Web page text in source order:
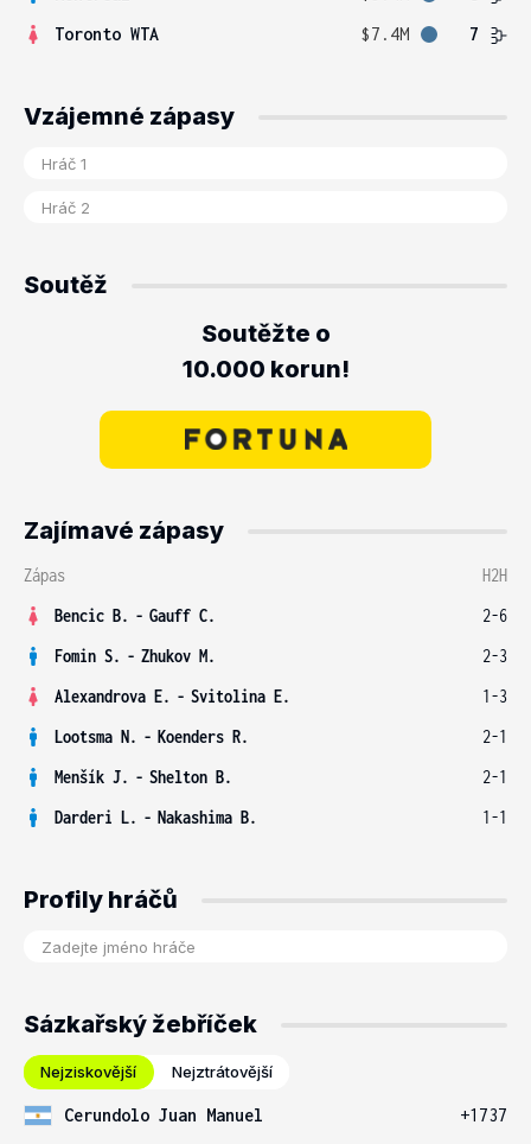
Toronto WTA
$7.4M 7
Vzájemné zápasy
Soutěž
Soutěžte o
10.000 korun!
Zajímavé zápasy
Zápas
H2H
Bencic B. - Gauff C.
2-6
Fomin S. - Zhukov M.
2-3
Alexandrova E. - Svitolina E.
1-3
Lootsma N. - Koenders R.
2-1
Menšík J. - Shelton B.
2-1
Darderi L. - Nakashima B. 1-1
Profily hráčů
Sázkařský žebříček
Nejziskovější Nejztrátovější
Cerundolo Juan Manuel
+1737